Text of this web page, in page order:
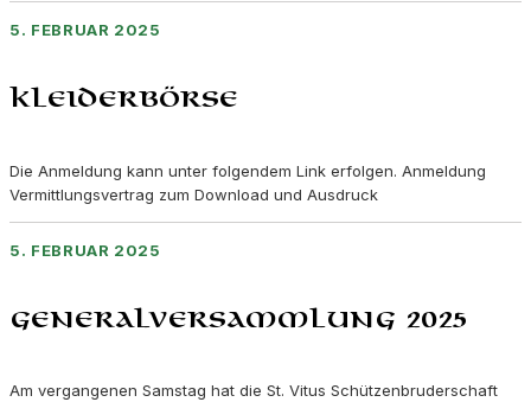
5. FEBRUAR 2025
Kleiderbörse
Die Anmeldung kann unter folgendem Link erfolgen. Anmeldung
Vermittlungsvertrag zum Download und Ausdruck
5. FEBRUAR 2025
Generalversammlung 2025
Am vergangenen Samstag hat die St. Vitus Schützenbruderschaft